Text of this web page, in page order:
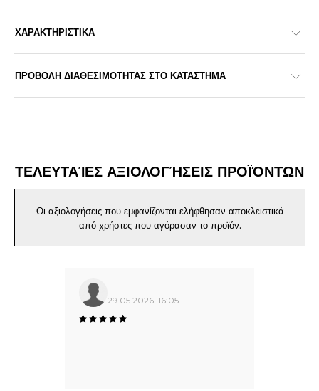
ΧΑΡΑΚΤΗΡΙΣΤΙΚΑ
ΠΡΟΒΟΛΗ ΔΙΑΘΕΣΙΜΟΤΗΤΑΣ ΣΤΟ ΚΑΤΑΣΤΗΜΑ
ΤΕΛΕΥΤΑΊΕΣ ΑΞΙΟΛΟΓΉΣΕΙΣ ΠΡΟΪΌΝΤΩΝ
Οι αξιολογήσεις που εμφανίζονται ελήφθησαν αποκλειστικά
από χρήστες που αγόρασαν το προϊόν.
29.05.2026. 16:05